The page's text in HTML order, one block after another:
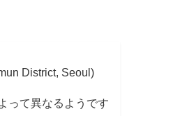
District, Seoul)
って異なるようです